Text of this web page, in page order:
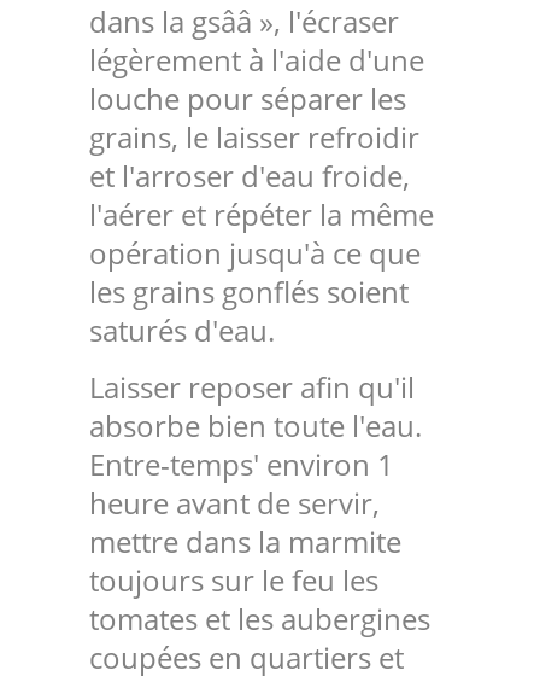
dans la gsââ », l'écraser
légèrement à l'aide d'une
louche pour séparer les
grains, le laisser refroidir
et l'arroser d'eau froide,
l'aérer et répéter la même
opération jusqu'à ce que
les grains gonflés soient
saturés d'eau.
Laisser reposer afin qu'il
absorbe bien toute l'eau.
Entre-temps' environ 1
heure avant de servir,
mettre dans la marmite
toujours sur le feu les
tomates et les aubergines
coupées en quartiers et